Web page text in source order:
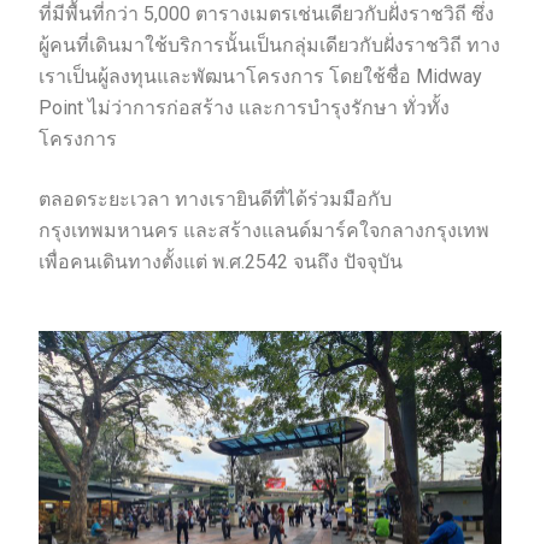
ที่มีพื้นที่กว่า 5,000 ตารางเมตรเช่นเดียวกับฝั่งราชวิถี ซึ่ง
ผู้คนที่เดินมาใช้บริการนั้นเป็นกลุ่มเดียวกับฝั่งราชวิถี ทาง
เราเป็นผู้ลงทุนและพัฒนาโครงการ โดยใช้ชื่อ Midway
Point ไม่ว่าการก่อสร้าง และการบำรุงรักษา ทั่วทั้ง
โครงการ
ตลอดระยะเวลา ทางเรายินดีที่ได้ร่วมมือกับ
กรุงเทพมหานคร และสร้างแลนด์มาร์คใจกลางกรุงเทพ
เพื่อคนเดินทางตั้งแต่ พ.ศ.2542 จนถึง ปัจจุบัน